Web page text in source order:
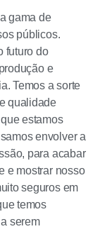
gama de
públicos.
futuro do
e
Temos a sorte
qualidade
estamos
envolver a
para acabar
e mostrar nosso
seguros em
temos
serem